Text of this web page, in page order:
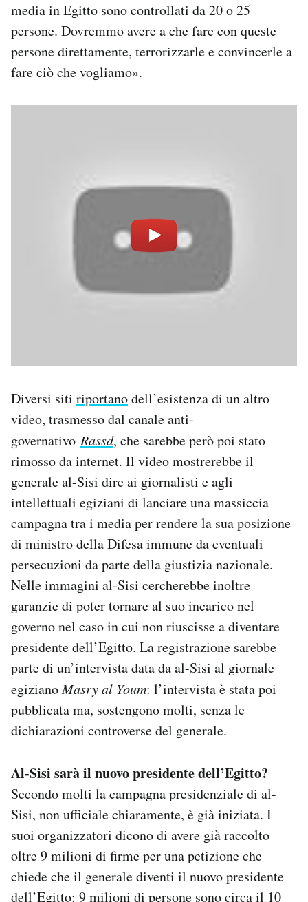
media in Egitto sono controllati da 20 o 25
persone. Dovremmo avere a che fare con queste
persone direttamente, terrorizzarle e convincerle a
fare ciò che vogliamo».
Diversi siti riportanodell’esistenza di un altro
video, trasmesso dal canale anti-
governativo Rassd, che sarebbe però poi stato
rimosso da internet. Il video mostrerebbe il
generale al-Sisi dire ai giornalisti e agli
intellettuali egiziani di lanciare una massiccia
campagna tra i media per rendere la sua posizione
di ministro della Difesa immune da eventuali
persecuzioni da parte della giustizia nazionale.
Nelle immagini al-Sisi cercherebbe inoltre
garanzie di poter tornare al suo incarico nel
governo nel caso in cui non riuscisse a diventare
presidente dell’Egitto. La registrazione sarebbe
parte di un’intervista data da al-Sisi al giornale
egizianoMasry al Youm: l’intervista è stata poi
pubblicata ma, sostengono molti, senza le
dichiarazioni controverse del generale.
Al-Sisi sarà il nuovo presidente dell’Egitto?
Secondo molti la campagna presidenziale di al-
Sisi, non ufficiale chiaramente, è già iniziata. I
suoi organizzatori dicono di avere già raccolto
oltre 9 milioni di firme per una petizione che
chiede che il generale diventi il nuovo presidente
dell’Egitto: 9 milioni di persone sono circa il 10